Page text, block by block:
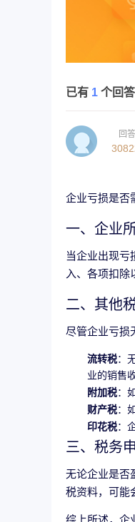
已有 1 个回答
回
企业亏损是否
一、企业
当企业出现亏
入、各项扣除
二、其他
尽管企业亏损
流转税：
业的销售
附加税：
财产税：
印花税：
三、税务
无论企业是否
税资料，可能